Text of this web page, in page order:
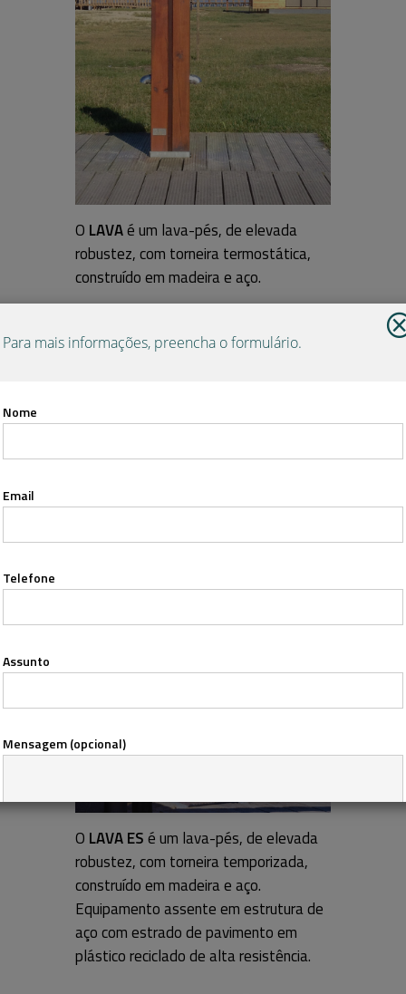
O LAVAé um lava-pés, de elevada
robustez, com torneira termostática,
construído em madeira e aço.
LAVAES
O LAVA ESé um lava-pés, de elevada
robustez, com torneira temporizada,
construído em madeira e aço.
Equipamento assente em estrutura de
aço com estrado de pavimento em
plástico reciclado de alta resistência.
Para mais informações, preencha o formulário.
Nome
Email
Telefone
Assunto
Mensagem (opcional)
Concordo com aPolítica de Privacidade
Gostaria de receber comunicações de marketing,
nomeadamente produtos e informações da WOODSTILL, seja